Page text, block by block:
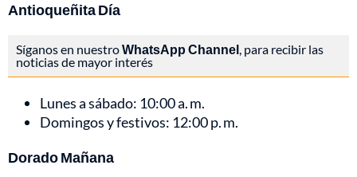
Antioqueñita Día
Síganos en nuestroWhatsApp Channel, para recibir las
noticias de mayor interés
Lunes a sábado: 10:00 a. m.
Domingos y festivos: 12:00 p. m.
Dorado Mañana